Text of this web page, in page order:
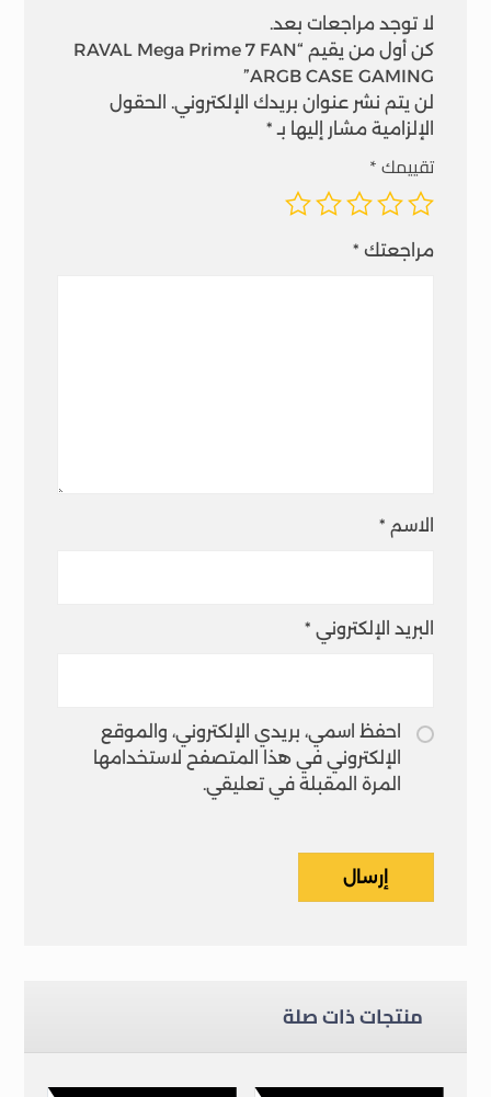
لا توجد مراجعات بعد.
كن أول من يقيم “RAVAL Mega Prime 7 FAN
ARGB CASE GAMING”
لن يتم نشر عنوان بريدك الإلكتروني.
الحقول
الإلزامية مشار إليها بـ *
تقييمك*
مراجعتك *
الاسم *
البريد الإلكتروني *
احفظ اسمي، بريدي الإلكتروني، والموقع
الإلكتروني في هذا المتصفح لاستخدامها
المرة المقبلة في تعليقي.
إرسال
منتجات ذات صلة